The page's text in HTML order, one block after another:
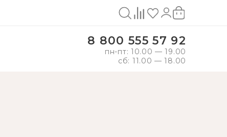
8 800 555 57 92
пн-пт: 10.00 — 19.00
сб: 11.00 — 18.00